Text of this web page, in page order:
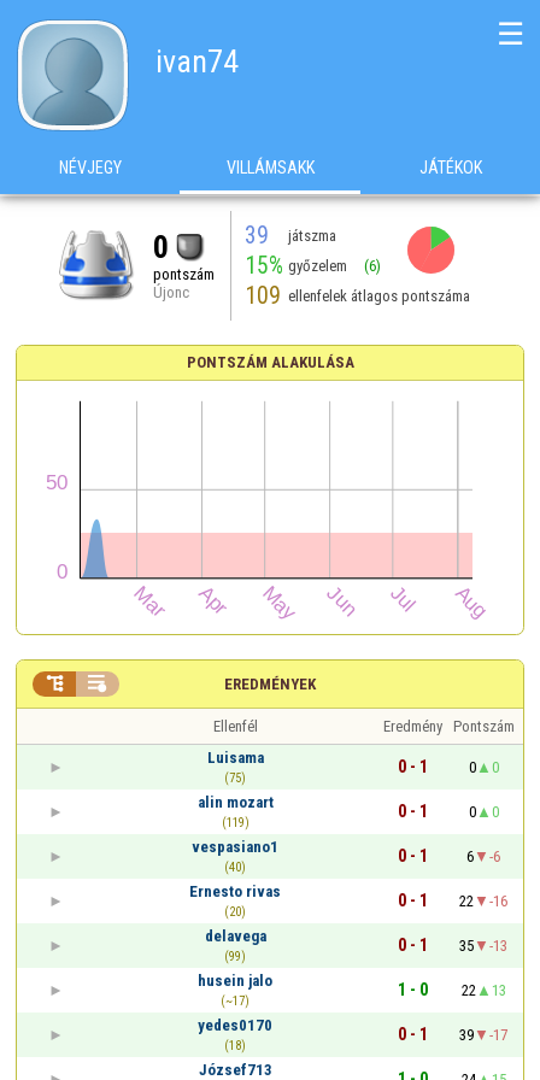
ivan74
☰
NÉVJEGY VILLÁMSAKK JÁTÉKOK
0
pontszám
Újonc
39 játszma
15% győzelem (6)
109 ellenfelek átlagos pontszáma
PONTSZÁM ALAKULÁSA
EREDMÉNYEK
 
Ellenfél Eredmény Pontszám
Luisama
(75)
0 - 1 0
0
alin mozart
(119)
0 - 1 0
0
vespasiano1
(40)
0 - 1 6
-6
Ernesto rivas
(20)
0 - 1 22
-16
delavega
(99)
0 - 1 35
-13
husein jalo
(~17)
1 - 0 22
13
yedes0170
(18)
0 - 1 39
-17
József713